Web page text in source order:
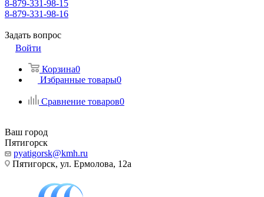
8-879-331-98-15
8-879-331-98-16
Задать вопрос
Войти
Корзина0
Избранные товары0
Сравнение товаров0
Ваш город
Пятигорск
pyatigorsk@kmh.ru
Пятигорск, ул. Ермолова, 12а